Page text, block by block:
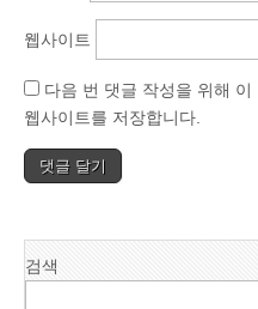
웹사이트
다음 번 댓글 작성을 위해
웹사이트를 저장합니다.
검색